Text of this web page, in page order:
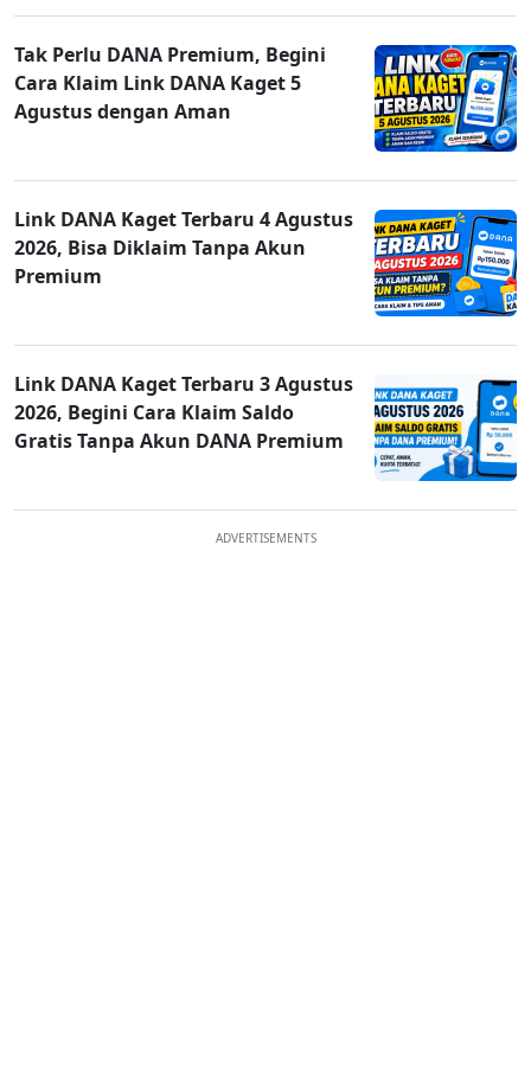
Tak Perlu DANA Premium, Begini
Cara Klaim Link DANA Kaget 5
Agustus dengan Aman
Link DANA Kaget Terbaru 4 Agustus
2026, Bisa Diklaim Tanpa Akun
Premium
Link DANA Kaget Terbaru 3 Agustus
2026, Begini Cara Klaim Saldo
Gratis Tanpa Akun DANA Premium
ADVERTISEMENTS